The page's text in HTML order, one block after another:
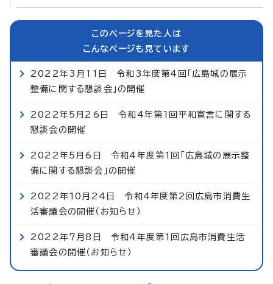
このページを見た人は
こんなページも見ています
2022年3月11日 令和3年度第4回「広島城の展示
整備に関する懇談会」の開催
2022年5月26日 令和4年第1回平和宣言に関する
懇談会の開催
2022年5月6日 令和4年度第1回「広島城の展示整
備に関する懇談会」の開催
2022年10月24日 令和4年度第2回広島市消費生
活審議会の開催（お知らせ）
2022年7月8日 令和4年度第1回広島市消費生活
審議会の開催（お知らせ）